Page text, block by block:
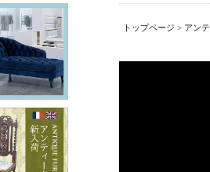
トップページ > アン